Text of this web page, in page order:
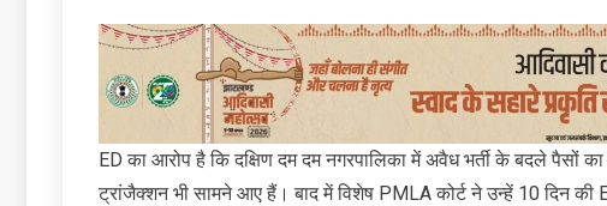
ED का आरोप है कि दक्षिण दम दम नगरपालिका में अवैध भर्ती के बदले
ट्रांजैक्शन भी सामने आए हैं। बाद में विशेष PMLA कोर्ट ने उन्हें 10 दिन की